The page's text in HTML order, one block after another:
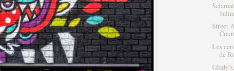
Street
Les
de